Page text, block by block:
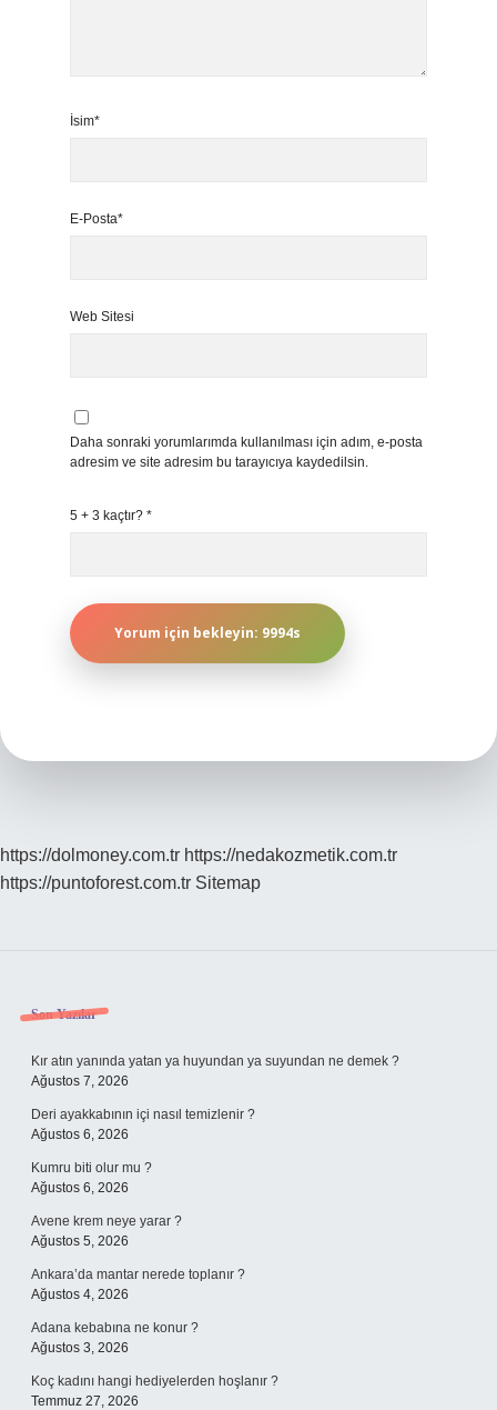
İsim*
E-Posta*
Web Sitesi
Daha sonraki yorumlarımda kullanılması için adım, e-posta
adresim ve site adresim bu tarayıcıya kaydedilsin.
5 + 3 kaçtır? *
https://dolmoney.com.tr https://nedakozmetik.com.tr
https://puntoforest.com.tr Sitemap
Sidebar
Son Yazılar
Kır atın yanında yatan ya huyundan ya suyundan ne demek ?
Ağustos 7, 2026
Deri ayakkabının içi nasıl temizlenir ?
Ağustos 6, 2026
Kumru biti olur mu ?
Ağustos 6, 2026
Avene krem neye yarar ?
Ağustos 5, 2026
Ankara’da mantar nerede toplanır ?
Ağustos 4, 2026
Adana kebabına ne konur ?
Ağustos 3, 2026
Koç kadını hangi hediyelerden hoşlanır ?
Temmuz 27, 2026